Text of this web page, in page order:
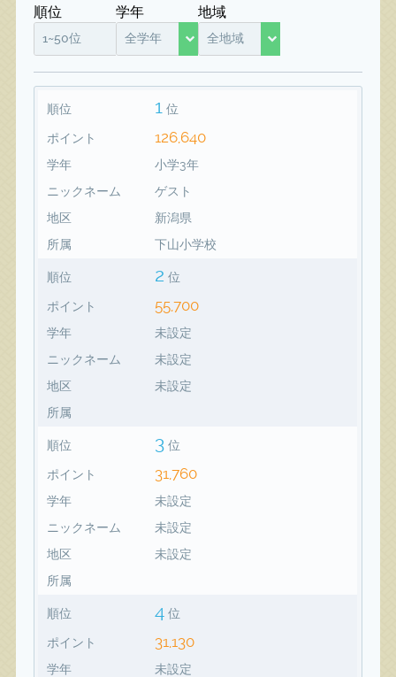
順位
1~50位
学年
全学年
地域
全地域
順位 1 位
ポイント 126,640
学年
小学3年
ニックネーム
ゲスト
地区
新潟県
所属
下山小学校
順位 2 位
ポイント 55,700
学年
未設定
ニックネーム
未設定
地区
未設定
所属
順位 3 位
ポイント 31,760
学年
未設定
ニックネーム
未設定
地区
未設定
所属
順位 4 位
ポイント 31,130
学年
未設定